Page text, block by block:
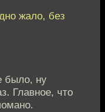
жало, без
было, ну
Главное, что